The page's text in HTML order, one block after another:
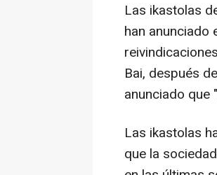
Las ikastolas
han anunciado
Bai, después
anunciado que
Las ikastolas
que la